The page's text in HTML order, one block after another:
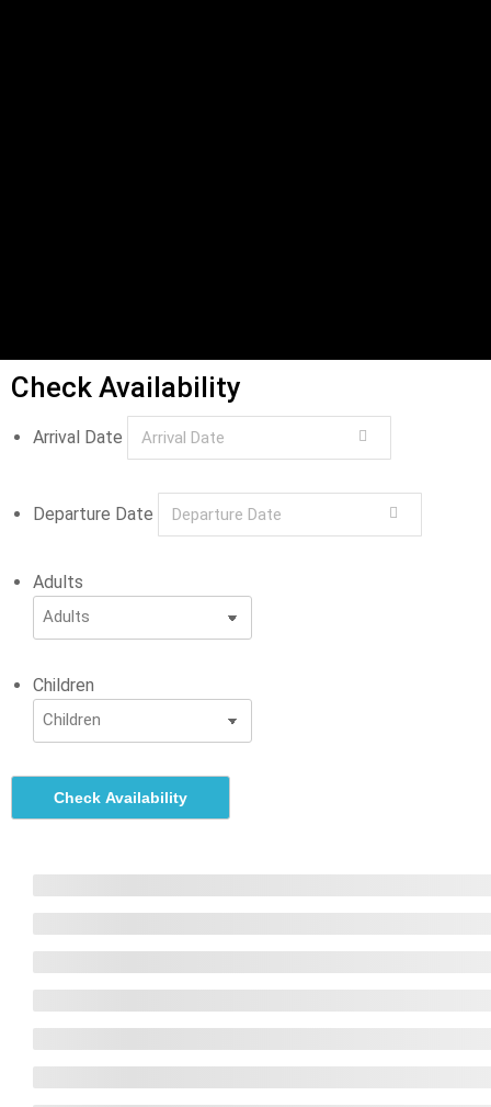
Check Availability
Arrival Date
Departure Date
Adults
Children
Check Availability